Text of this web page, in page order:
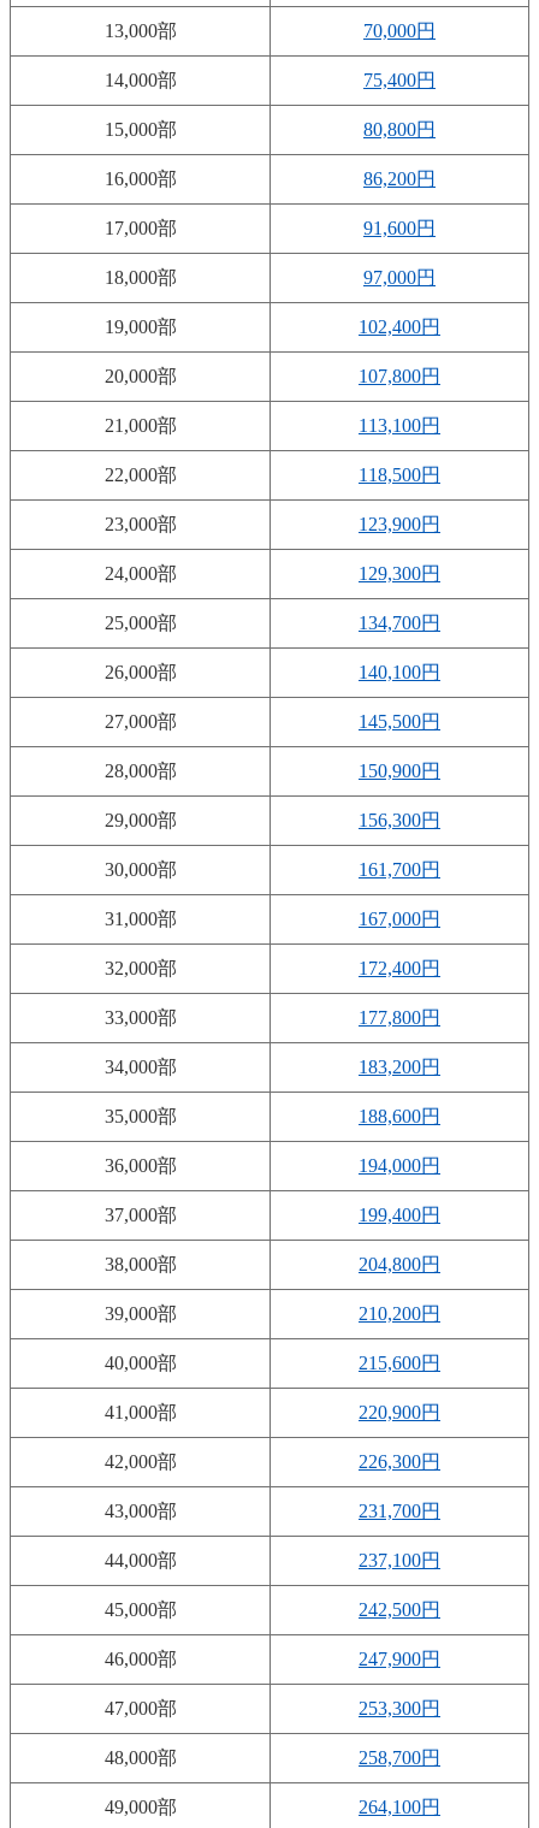
13,000部 70,000円
14,000部 75,400円
15,000部 80,800円
16,000部 86,200円
17,000部 91,600円
18,000部 97,000円
19,000部 102,400円
20,000部 107,800円
21,000部 113,100円
22,000部 118,500円
23,000部 123,900円
24,000部 129,300円
25,000部 134,700円
26,000部 140,100円
27,000部 145,500円
28,000部 150,900円
29,000部 156,300円
30,000部 161,700円
31,000部 167,000円
32,000部 172,400円
33,000部 177,800円
34,000部 183,200円
35,000部 188,600円
36,000部 194,000円
37,000部 199,400円
38,000部 204,800円
39,000部 210,200円
40,000部 215,600円
41,000部 220,900円
42,000部 226,300円
43,000部 231,700円
44,000部 237,100円
45,000部 242,500円
46,000部 247,900円
47,000部 253,300円
48,000部 258,700円
49,000部 264,100円